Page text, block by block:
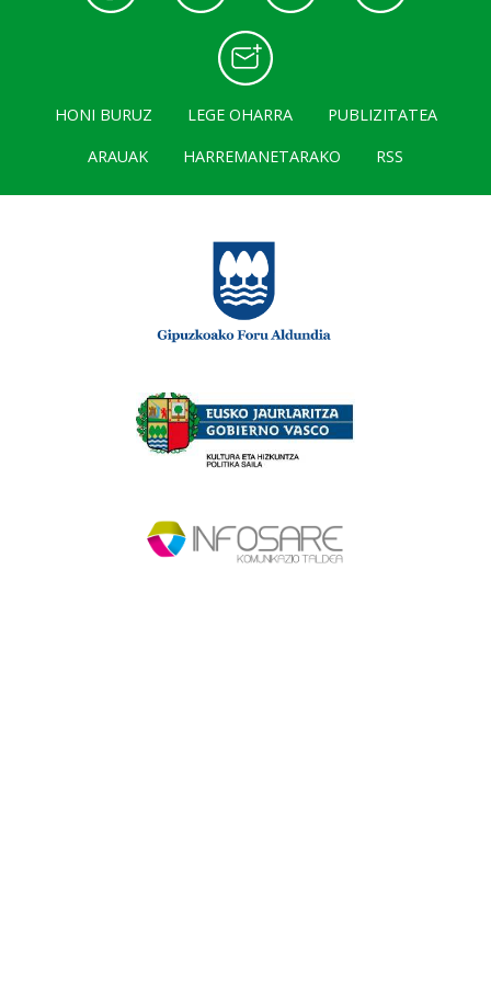
HONI BURUZ LEGE OHARRA
PUBLIZITATEA
ARAUAK
HARREMANETARAKO RSS